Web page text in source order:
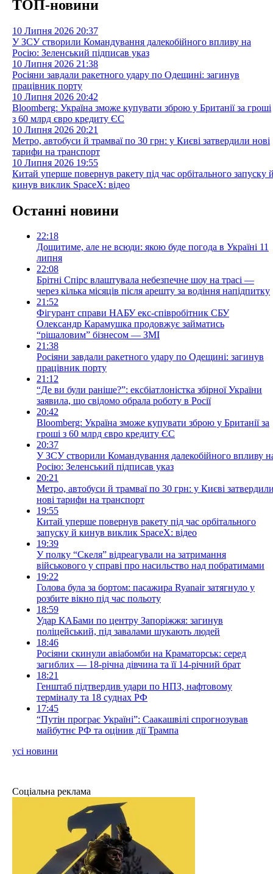
ТОП-новини
10 Липня 2026 20:37
У ЗСУ створили Командування далекобійного впливу на
Росію: Зеленський підписав указ
10 Липня 2026 21:38
Росіяни завдали ракетного удару по Одещині: загинув
працівник порту
10 Липня 2026 20:42
Bloomberg: Україна зможе купувати зброю у Британії за гроші
з 60 млрд євро кредиту ЄС
10 Липня 2026 20:21
Метро, автобуси й трамваї по 30 грн: у Києві затвердили нові
тарифи на транспорт
10 Липня 2026 19:55
Китай уперше повернув ракету під час орбітального запуску
кинув виклик SpaceX: відео
Останні новини
22:18
Дощитиме, але не всюди: якою буде погода в Україні 11
липня
22:08
Брітні Спірс влаштувала небезпечне шоу на трасі —
через кілька місяців після арешту за водіння напідпитку
21:52
Фігурант справи НАБУ екс-співробітник СБУ
Олександр Карамушка продовжує займатись
“рішаловим” бізнесом — ЗМІ
21:38
Росіяни завдали ракетного удару по Одещині: загинув
працівник порту
21:12
“Де ви були раніше?”: ексбіатлоністка збірної України
заявила, що свідомо обрала роботу в Росії
20:42
Bloomberg: Україна зможе купувати зброю у Британії за
гроші з 60 млрд євро кредиту ЄС
20:37
У ЗСУ створили Командування далекобійного впливу
Росію: Зеленський підписав указ
20:21
Метро, автобуси й трамваї по 30 грн: у Києві
нові тарифи на транспорт
19:55
Китай уперше повернув ракету під час орбітального
запуску й кинув виклик SpaceX: відео
19:39
У полку “Скеля” відреагували на затримання
військового у справі про насильство над побратимами
19:22
Голова була за бортом: пасажира Ryanair затягнуло у
розбите вікно під час польоту
18:59
Удар КАБами по центру Запоріжжя: загинув
поліцейський, під завалами шукають людей
18:46
Росіяни скинули авіабомби на Краматорськ: серед
загиблих — 18-річна дівчина та її 14-річний брат
18:21
Генштаб підтвердив удари по НПЗ, нафтовому
терміналу та 18 суднах РФ
17:45
“Путін програє Україні”: Саакашвілі спрогнозував
майбутнє РФ та оцінив дії Трампа
усі новини
Соціальна реклама